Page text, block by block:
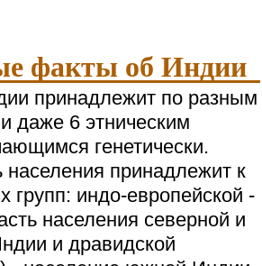
факты об Индии
принадлежит по разным
даже 6 этническим
генетически.
принадлежит к
групп: индо-европейской -
населения северной и
и дравидской